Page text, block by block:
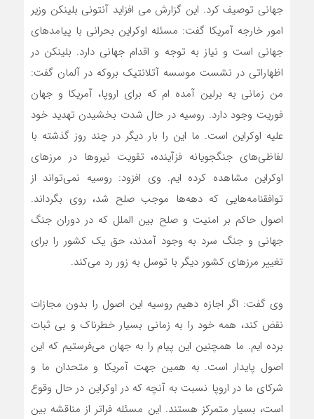
جهانی توصیف کرد. این گزارش می افزاید آنتونی بلینکن وزیر
امور خارجه آمریکا گفت: مسئله اوکراین بحرانی با پیامد‌های
جهانی است و نیاز به توجه و اقدام جهانی دارد. بلینکن در
اظهاراتی در نشست موسسه آتلانتیک بروکه در آلمان گفت:
من زمانی به برلین آمده ام که برای اروپا‏، آمریکا و جهان
فوریت وجود دارد. روسیه در حال شدت بخشیدن تهدید خود
علیه اوکراین است. ما این را بار دیگر در چند روز گذشته با
لفاظی‌های جنگجویانه فزآینده‏، تقویت نیرو‌ها در مرز‌های
اوکراین مشاهده کرده ایم. وی افزود: روسیه نمی‌تواند از
توافقنامه‌هایی که دهه‌ها موجب صلح شد‏، روی بگرداند.
اصول حاکم بر امنیت و صلح بین الملل که در دوران جنگ
جهانی و جنگ سرد به وجود آمدند، حق یک کشور را برای
تغییر مرز‌های کشور دیگر با توسل به زور رد می‌کند.
وی گفت: اگر اجازه دهیم روسیه این اصول را بدون مجازات
نقض کند، همه خود را به زمانی بسیار خطرناک و بی ثبات
برده ایم. ما همچنین این پیام را به جهان می‌فرستیم که این
اصول پایدار است. به همین جهت آمریکا و متحدان ما و
شرکای ما در اروپا نسبت به آنچه که در اوکراین در حال وقوع
است‏، بسیار متمرکز هستند. این مسئله فراتر از مناقشه بین